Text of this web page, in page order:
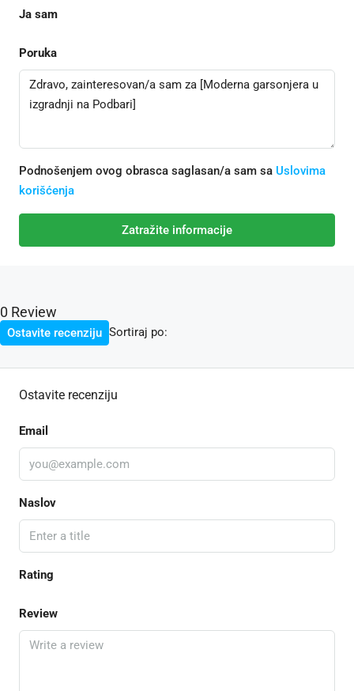
Ja sam
Poruka
Podnošenjem ovog obrasca saglasan/a sam sa Uslovima
korišćenja
Zatražite informacije
0 Review
Sortiraj po:
Ostavite recenziju
Ostavite recenziju
Email
Naslov
Rating
Review